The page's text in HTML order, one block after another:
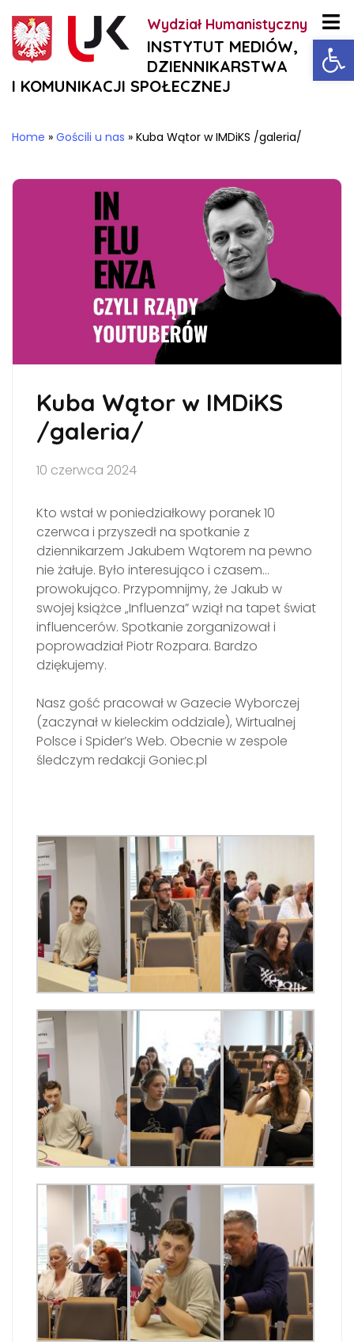
Wydział Humanistyczny
INSTYTUT MEDIÓW,
DZIENNIKARSTWA
I KOMUNIKACJI SPOŁECZNEJ
Home » Gościli u nas » Kuba Wątor w IMDiKS /galeria/
Kuba Wątor w IMDiKS
/galeria/
10 czerwca 2024
Kto wstał w poniedziałkowy poranek 10
czerwca i przyszedł na spotkanie z
dziennikarzem Jakubem Wątorem na pewno
nie żałuje. Było interesująco i czasem…
prowokująco. Przypomnijmy, że Jakub w
swojej książce „Influenza” wziął na tapet świat
influencerów. Spotkanie zorganizował i
poprowadział Piotr Rozpara. Bardzo
dziękujemy.
Nasz gość pracował w Gazecie Wyborczej
(zaczynał w kieleckim oddziale), Wirtualnej
Polsce i Spider’s Web. Obecnie w zespole
śledczym redakcji Goniec.pl